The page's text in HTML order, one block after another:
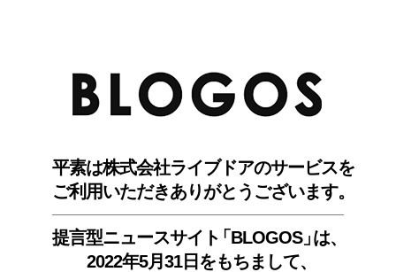
平素は株式会社ライブドアのサービスを
ご利用いただきありがとうございます。
提言型ニュースサイ ト「BLOGOS」は、
2022年5月31日をもちまして、